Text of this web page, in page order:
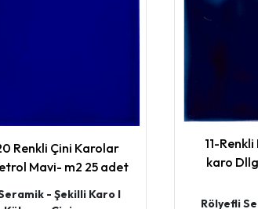
Renkli Çini Karolar
Mavi- m2 25 adet
- Şekilli Karo I
11-
karo
Rölyefli